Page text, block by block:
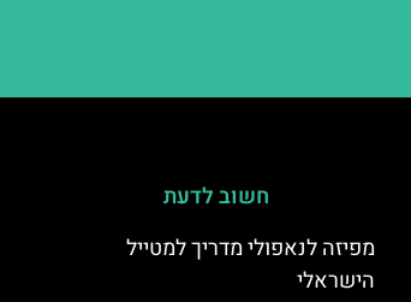
חשוב לדעת
מפיזה לנאפולי מדריך למטייל
הישראלי